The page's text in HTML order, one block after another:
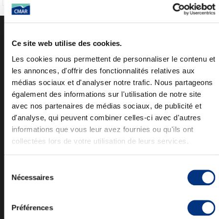
Ce site web utilise des cookies.
Les cookies nous permettent de personnaliser le contenu et
les annonces, d'offrir des fonctionnalités relatives aux
médias sociaux et d'analyser notre trafic. Nous partageons
également des informations sur l'utilisation de notre site
avec nos partenaires de médias sociaux, de publicité et
d'analyse, qui peuvent combiner celles-ci avec d'autres
informations que vous leur avez fournies ou qu'ils ont
collectées lors de votre utilisation de leurs services.
Nécessaires
Préférences
NOUS CONTACTER
CONTACT
Accueil : +33 (0)2 41 76 31 62
Commercial
+33 (0)2 41 76 33 25
SAV
:+33 (0)2 41 76 58 45
Pièces
:+33 (0)2 41 76 38 40
CMAR - Z.A. Pont-Rame
CMAR
CONSTRUCTION MECANIQUE
siret/tva : 33871443900027